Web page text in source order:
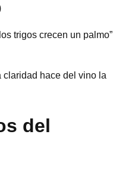
trigos crecen un palmo”
claridad hace del vino la
del